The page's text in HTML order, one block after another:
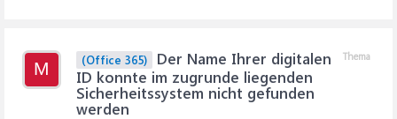
M
Thema
(Office 365)
Der Name Ihrer digitalen
ID konnte im zugrunde liegenden
Sicherheitssystem nicht gefunden
werden